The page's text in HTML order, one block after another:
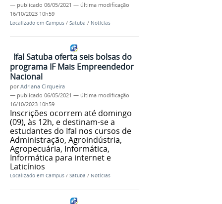
— publicado 06/05/2021 — última modificação
16/10/2023 10h59
Localizado em Campus / Satuba / Notícias
Ifal Satuba oferta seis bolsas do
programa IF Mais Empreendedor
Nacional
porAdriana Cirqueira
— publicado 06/05/2021 — última modificação
16/10/2023 10h59
Inscrições ocorrem até domingo
(09), às 12h, e destinam-se a
estudantes do Ifal nos cursos de
Administração, Agroindústria,
Agropecuária, Informática,
Informática para internet e
Laticínios
Localizado em Campus / Satuba / Notícias